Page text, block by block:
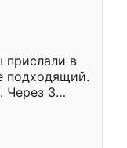
прислали в
подходящий.
Через 3
Остались